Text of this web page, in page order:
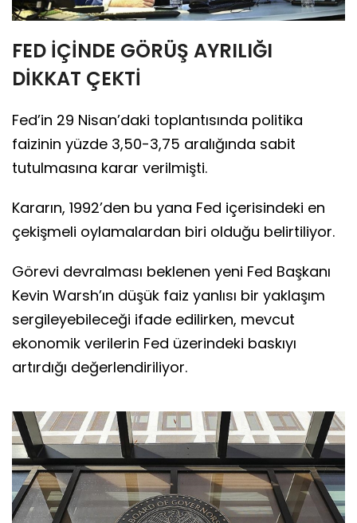
FED İÇİNDE GÖRÜŞ AYRILIĞI
DİKKAT ÇEKTİ
Fed’in 29 Nisan’daki toplantısında politika
faizinin yüzde 3,50-3,75 aralığında sabit
tutulmasına karar verilmişti.
Kararın, 1992’den bu yana Fed içerisindeki en
çekişmeli oylamalardan biri olduğu belirtiliyor.
Görevi devralması beklenen yeni Fed Başkanı
Kevin Warsh’ın düşük faiz yanlısı bir yaklaşım
sergileyebileceği ifade edilirken, mevcut
ekonomik verilerin Fed üzerindeki baskıyı
artırdığı değerlendiriliyor.